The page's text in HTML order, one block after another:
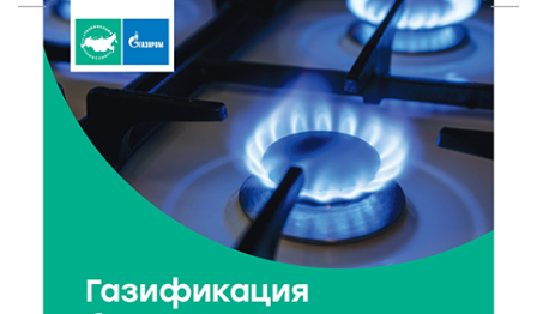
7 Авг 2026 15:02
От звёздочек к чемпионам: в Твери отметили
заслуги тренеров и атлетов
7 Авг 2026 14:46 80
Медицина стала самым популярным направлением у
абитуриентов в 2026 году
7 Авг 2026 14:31 117